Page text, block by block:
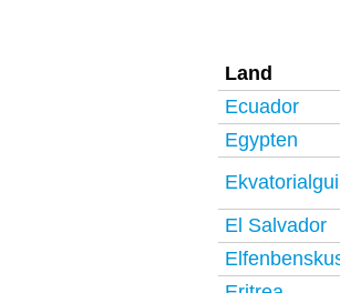
Land
Ecuador
Egypten
El Salvador